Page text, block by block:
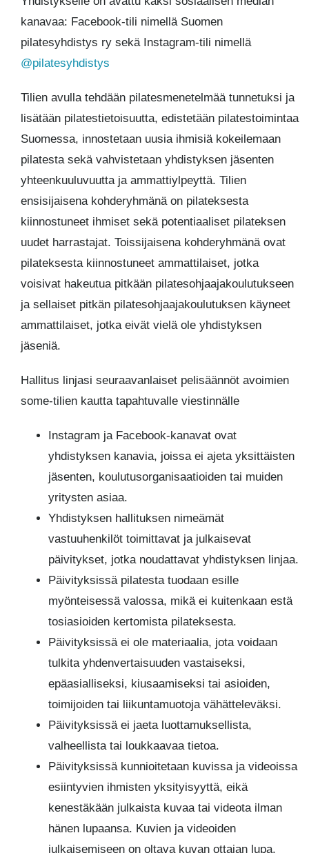
kanavaa: Facebook-tili nimellä Suomen
pilatesyhdistys ry sekä Instagram-tili nimellä
@pilatesyhdistys
Tilien avulla tehdään pilatesmenetelmää tunnetuksi ja
lisätään pilatestietoisuutta, edistetään pilatestoimintaa
Suomessa, innostetaan uusia ihmisiä kokeilemaan
pilatesta sekä vahvistetaan yhdistyksen jäsenten
yhteenkuuluvuutta ja ammattiylpeyttä. Tilien
ensisijaisena kohderyhmänä on pilateksesta
kiinnostuneet ihmiset sekä potentiaaliset pilateksen
uudet harrastajat. Toissijaisena kohderyhmänä ovat
pilateksesta kiinnostuneet ammattilaiset, jotka
voisivat hakeutua pitkään pilatesohjaajakoulutukseen
ja sellaiset pitkän pilatesohjaajakoulutuksen käyneet
ammattilaiset, jotka eivät vielä ole yhdistyksen
jäseniä.
Hallitus linjasi seuraavanlaiset pelisäännöt avoimien
some-tilien kautta tapahtuvalle viestinnälle
Instagram ja Facebook-kanavat ovat
yhdistyksen kanavia, joissa ei ajeta yksittäisten
jäsenten, koulutusorganisaatioiden tai muiden
yritysten asiaa.
Yhdistyksen hallituksen nimeämät
vastuuhenkilöt toimittavat ja julkaisevat
päivitykset, jotka noudattavat yhdistyksen linjaa.
Päivityksissä pilatesta tuodaan esille
myönteisessä valossa, mikä ei kuitenkaan estä
tosiasioiden kertomista pilateksesta.
Päivityksissä ei ole materiaalia, jota voidaan
tulkita yhdenvertaisuuden vastaiseksi,
epäasialliseksi, kiusaamiseksi tai asioiden,
toimijoiden tai liikuntamuotoja vähätteleväksi.
Päivityksissä ei jaeta luottamuksellista,
valheellista tai loukkaavaa tietoa.
Päivityksissä kunnioitetaan kuvissa ja videoissa
esiintyvien ihmisten yksityisyyttä, eikä
kenestäkään julkaista kuvaa tai videota ilman
hänen lupaansa. Kuvien ja videoiden
julkaisemiseen on oltava kuvan ottajan lupa.